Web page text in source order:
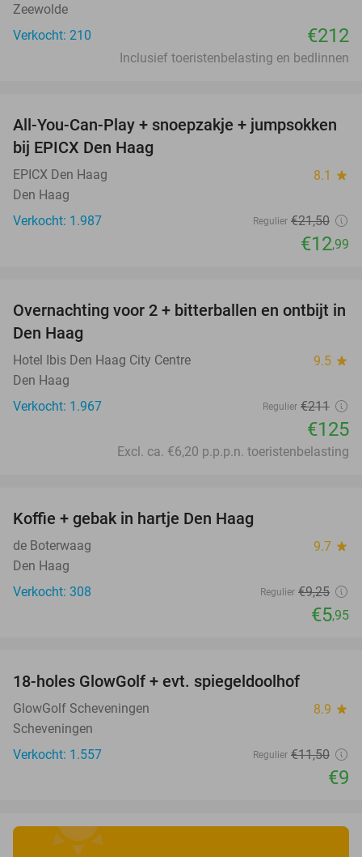
Zeewolde
Verkocht: 210
€212
Inclusief toeristenbelasting en bedlinnen
40%
All-You-Can-Play + snoepzakje + jumpsokken
bij EPICX Den Haag
EPICX Den Haag 8.1 star
Den Haag
Verkocht: 1.987
Regulier €21,50
€12,99
41%
Overnachting voor 2 + bitterballen en ontbijt in
Den Haag
Hotel Ibis Den Haag City Centre 9.5 star
Den Haag
Verkocht: 1.967
Regulier €211
€125
Excl. ca. €6,20 p.p.p.n. toeristenbelasting
Koffie + gebak in hartje Den Haag
de Boterwaag 9.7 star
Den Haag
Verkocht: 308
Regulier €9,25
€5,95
18-holes GlowGolf + evt. spiegeldoolhof
GlowGolf Scheveningen 8.9 star
Scheveningen
Verkocht: 1.557
Regulier €11,50
€9